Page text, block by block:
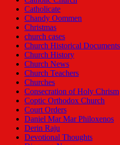
Catholicate
Chandy Oommen
Christmas
church cases
Church Historical Documents
Church History
Church News
Church Teachers
Churches
Consecration of Holy Chrism
Coptic Orthodox Church
Court Orders
Daniel Mar Mar Philoxenos
Derin Raju
Devotional Thoughts